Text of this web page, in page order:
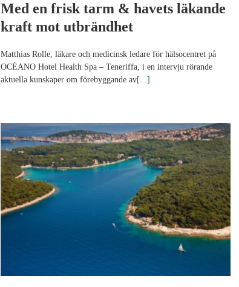
Med en frisk tarm & havets läkande
kraft mot utbrändhet
Matthias Rolle, läkare och medicinsk ledare för hälsocentret på
OCÉANO Hotel Health Spa – Teneriffa, i en intervju rörande
aktuella kunskaper om förebyggande av[...]